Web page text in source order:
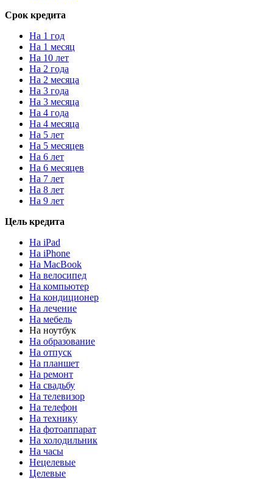
Срок кредита
На 1 год
На 1 месяц
На 10 лет
На 2 года
На 2 месяца
На 3 года
На 3 месяца
На 4 года
На 4 месяца
На 5 лет
На 5 месяцев
На 6 лет
На 6 месяцев
На 7 лет
На 8 лет
На 9 лет
Цель кредита
На iPad
На iPhone
На MacBook
На велосипед
На компьютер
На кондиционер
На лечение
На мебель
На ноутбук
На образование
На отпуск
На планшет
На ремонт
На свадьбу
На телевизор
На телефон
На технику
На фотоаппарат
На холодильник
На часы
Нецелевые
Целевые